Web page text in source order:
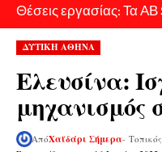
Θέσεις εργασίας: Τα
ΔΥΤΙΚΗ ΑΘΗΝΑ
Ελευσίνα:
μηχανισμός
ΑπόΧαϊδάρι Σήμερα-